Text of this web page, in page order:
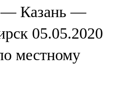
— Казань —
05.05.2020
местному